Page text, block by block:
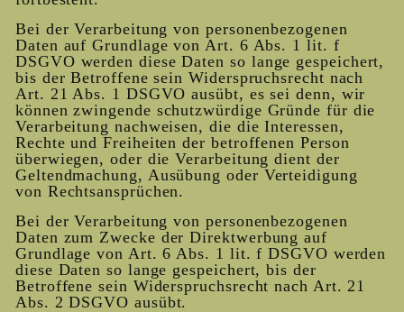
Bei der Verarbeitung von personenbezogenen
Daten auf Grundlage von Art. 6 Abs. 1 lit. f
DSGVO werden diese Daten so lange gespeichert,
bis der Betroffene sein Widerspruchsrecht nach
Art. 21 Abs. 1 DSGVO ausübt, es sei denn, wir
können zwingende schutzwürdige Gründe für die
Verarbeitung nachweisen, die die Interessen,
Rechte und Freiheiten der betroffenen Person
überwiegen, oder die Verarbeitung dient der
Geltendmachung, Ausübung oder Verteidigung
von Rechtsansprüchen.
Bei der Verarbeitung von personenbezogenen
Daten zum Zwecke der Direktwerbung auf
Grundlage von Art. 6 Abs. 1 lit. f DSGVO werden
diese Daten so lange gespeichert, bis der
Betroffene sein Widerspruchsrecht nach Art. 21
Abs. 2 DSGVO ausübt.